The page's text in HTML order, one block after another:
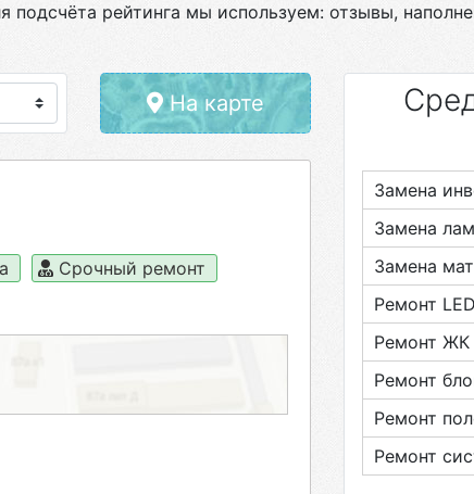
рейтинга мы используем: отзывы,
На карте
Срочный ремонт
Замена
Замена
Замена
Ремонт
Ремонт ЖК
Ремонт
Ремонт
Ремонт